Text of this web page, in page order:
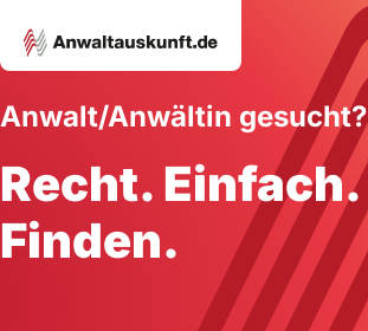
Anwalt/Anwältin gesucht?
Recht. Einfach.
Finden.